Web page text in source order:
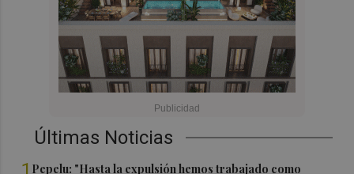
Últimas Noticias
Pepelu: "Hasta la expulsión hemos trabajado como